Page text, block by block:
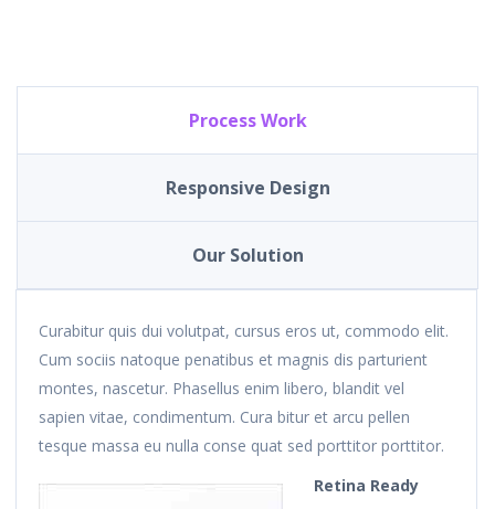
Process Work
Responsive Design
Our Solution
Curabitur quis dui volutpat, cursus eros ut, commodo elit.
Cum sociis natoque penatibus et magnis dis parturient
montes, nascetur. Phasellus enim libero, blandit vel
sapien vitae, condimentum. Cura bitur et arcu pellen
tesque massa eu nulla conse quat sed porttitor porttitor.
Retina Ready